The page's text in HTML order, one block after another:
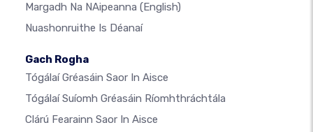
Margadh Na NAipeanna (English)
Nuashonruithe Is Déanaí
Gach Rogha
Tógálaí Gréasáin Saor In Aisce
Tógálaí Suíomh Gréasáin Ríomhthráchtála
Clárú Fearainn Saor In Aisce